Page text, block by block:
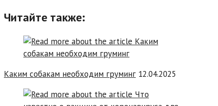
Читайте также:
Каким собакам необходим груминг 12.04.2025